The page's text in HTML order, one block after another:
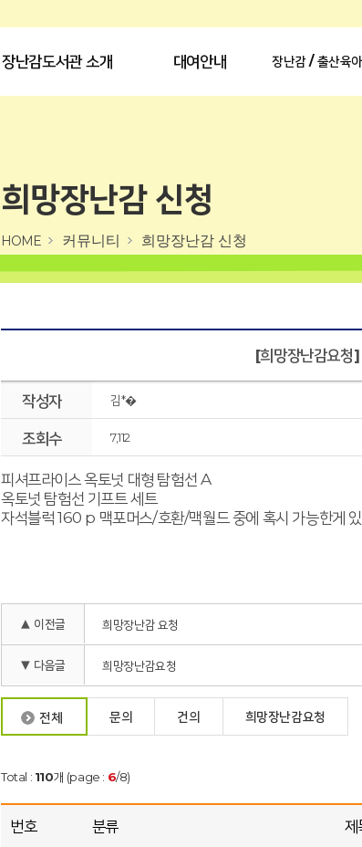
장난감도서관 소개 대여안내 장난감 / 출산육
희망장난감 신청
HOME 커뮤니티 희망장난감 신청
[희망장난감요청
작성자 김*�
조회수 7,112
피셔프라이스 옥토넛 대형 탐험선 A
옥토넛 탐험선 기프트 세트
자석블럭 160 p 맥포머스/호환/맥월드 중에 혹시 가능한게
▲ 이전글 희망장난감 요청
▼ 다음글 희망장난감요청
전체 문의 건의 희망장난감요청
Total : 110개 (page : 6/8)
번호 분류 제